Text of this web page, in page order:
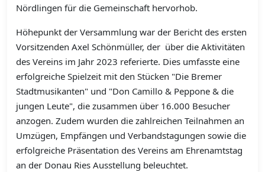
Nördlingen für die Gemeinschaft hervorhob.
Höhepunkt der Versammlung war der Bericht des ersten
Vorsitzenden Axel Schönmüller, der über die Aktivitäten
des Vereins im Jahr 2023 referierte. Dies umfasste eine
erfolgreiche Spielzeit mit den Stücken "Die Bremer
Stadtmusikanten" und "Don Camillo & Peppone & die
jungen Leute", die zusammen über 16.000 Besucher
anzogen. Zudem wurden die zahlreichen Teilnahmen an
Umzügen, Empfängen und Verbandstagungen sowie die
erfolgreiche Präsentation des Vereins am Ehrenamtstag
an der Donau Ries Ausstellung beleuchtet.